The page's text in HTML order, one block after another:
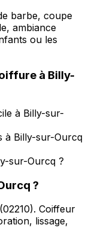
barbe, coupe
ambiance
ou les
à Billy-
à Billy-sur-
à Billy-sur-Ourcq
sur-Ourcq ?
?
(02210). Coiffeur
lissage,